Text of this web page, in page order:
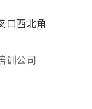
口西北角
训公司